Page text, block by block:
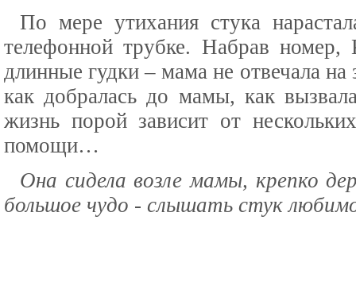
По мере утихания стука
телефонной трубке. Набрав номер,
длинные гудки – мама не отвечала
как добралась до мамы, как
жизнь порой зависит от
помощи…
Она сидела возле мамы, крепко
большое чудо - слышать стук